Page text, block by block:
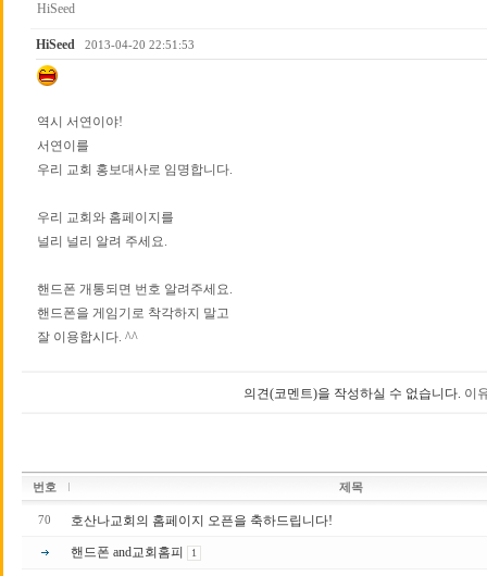
HiSeed
HiSeed 2013-04-20 22:51:53
역시 서연이야!
서연이를
우리 교회 홍보대사로 임명합니다.
우리 교회와 홈페이지를
널리 널리 알려 주세요.
핸드폰 개통되면 번호 알려주세요.
핸드폰을 게임기로 착각하지 말고
잘 이용합시다. ^^
의견(코멘트)을 작성하실 수 없습니다. 이
번호 제목
70 호산나교회의 홈페이지 오픈을 축하드립니다!
핸드폰 and교회홈피 1